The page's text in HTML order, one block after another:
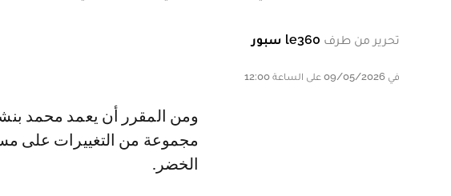
تحرير من طرف le360 سبور
في 09/05/2026 على الساعة 12:00
ومن المقرر أن يعمد محمد بنشريفة، المدرب الجديد للنادي الأحمر إلى إحداث
مجموعة من التغييرات على
الخضر.